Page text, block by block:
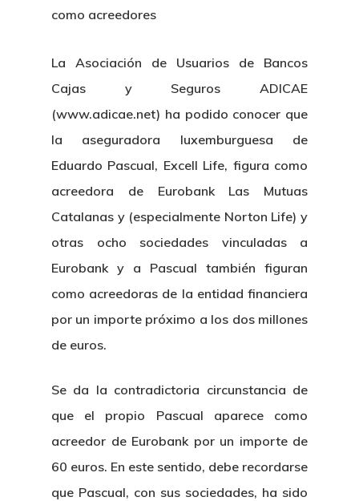
como acreedores
La Asociación de Usuarios de Bancos
Cajas y Seguros ADICAE
(www.adicae.net) ha podido conocer que
la aseguradora luxemburguesa de
Eduardo Pascual, Excell Life, figura como
acreedora de Eurobank Las Mutuas
Catalanas y (especialmente Norton Life) y
otras ocho sociedades vinculadas a
Eurobank y a Pascual también figuran
como acreedoras de la entidad financiera
por un importe próximo a los dos millones
de euros.
Se da la contradictoria circunstancia de
que el propio Pascual aparece como
acreedor de Eurobank por un importe de
60 euros. En este sentido, debe recordarse
que Pascual, con sus sociedades, ha sido